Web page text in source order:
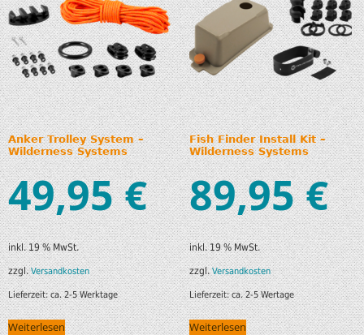
Anker Trolley System –
Wilderness Systems
49,95€
inkl. 19 % MwSt.
zzgl.Versandkosten
Lieferzeit:ca. 2-5 Werktage
Weiterlesen
Fish Finder Install Kit –
Wilderness Systems
89,95€
inkl. 19 % MwSt.
zzgl.Versandkosten
Lieferzeit:ca. 2-5 Wertage
Weiterlesen